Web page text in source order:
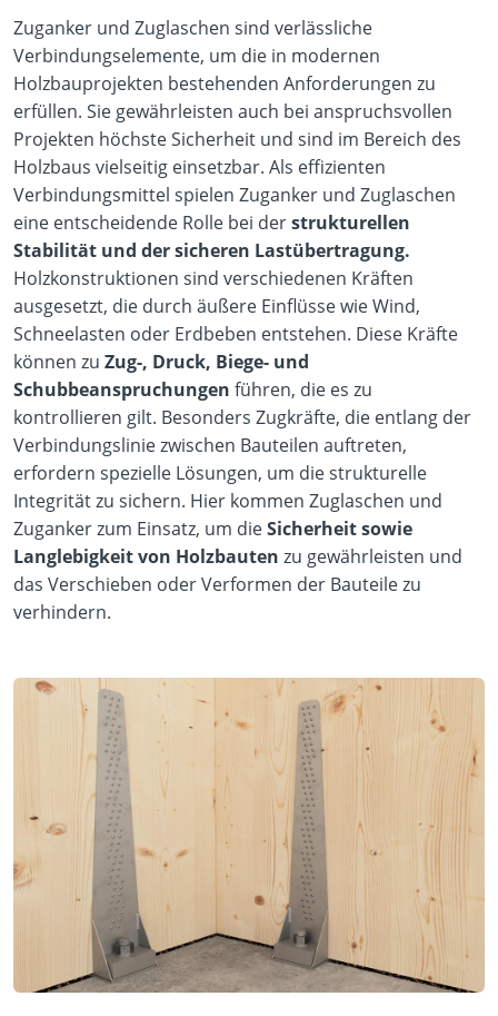
Zuganker und Zuglaschen sind verlässliche
Verbindungselemente, um die in modernen
Holzbauprojekten bestehenden Anforderungen zu
erfüllen. Sie gewährleisten auch bei anspruchsvollen
Projekten höchste Sicherheit und sind im Bereich des
Holzbaus vielseitig einsetzbar. Als effizienten
Verbindungsmittel spielen Zuganker und Zuglaschen
eine entscheidende Rolle bei derstrukturellen
Stabilität und der sicheren Lastübertragung.
Holzkonstruktionen sind verschiedenen Kräften
ausgesetzt, die durch äußere Einflüsse wie Wind,
Schneelasten oder Erdbeben entstehen. Diese Kräfte
können zu Zug-, Druck, Biege- und
Schubbeanspruchungen führen, die es zu
kontrollieren gilt. Besonders Zugkräfte, die entlang der
Verbindungslinie zwischen Bauteilen auftreten,
erfordern spezielle Lösungen, um die strukturelle
Integrität zu sichern. Hier kommen Zuglaschen und
Zuganker zum Einsatz, um dieSicherheit sowie
Langlebigkeit von Holzbauten zu gewährleisten und
das Verschieben oder Verformen der Bauteile zu
verhindern.